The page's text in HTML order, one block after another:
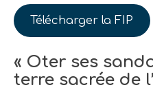
Télécharger la FIP
« Oter ses
terre sacrée de